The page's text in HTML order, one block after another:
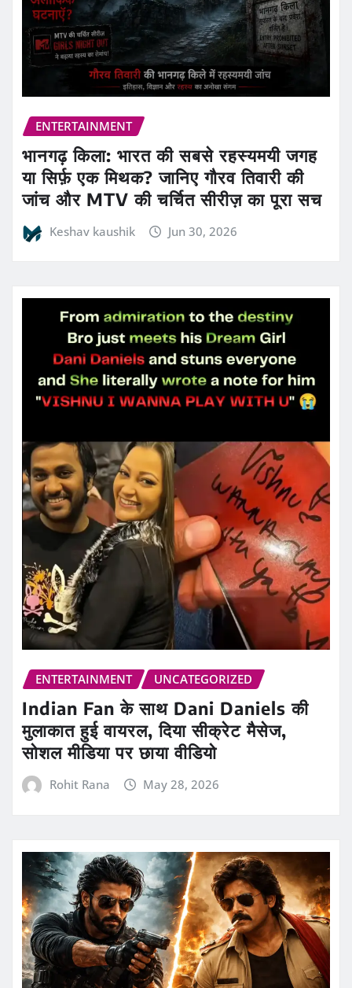
ENTERTAINMENT
भानगढ़ किला: भारत की सबसे रहस्यमयी जगह
या सिर्फ़ एक मिथक? जानिए गौरव तिवारी की
जांच और MTV की चर्चित सीरीज़ का पूरा सच
Keshav kaushik Jun 30, 2026
ENTERTAINMENT UNCATEGORIZED
Indian Fan के साथ Dani Daniels की
मुलाकात हुई वायरल, दिया सीक्रेट मैसेज,
सोशल मीडिया पर छाया वीडियो
Rohit Rana May 28, 2026